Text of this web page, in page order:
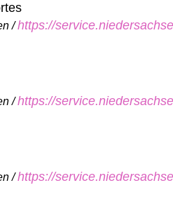
/https://
/https://
/https://